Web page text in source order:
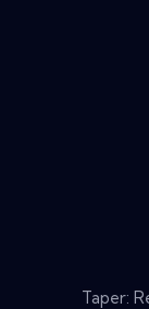
Taper: